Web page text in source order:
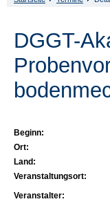
DGGT-
Beginn:
Ort:
Land:
Veranstaltungsort:
Veranstalter: